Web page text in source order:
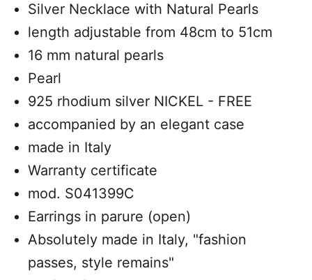
Silver Necklace with Natural Pearls
length adjustable from 48cm to 51cm
16 mm natural pearls
Pearl
925 rhodium silver NICKEL - FREE
accompanied by an elegant case
made in Italy
Warranty certificate
mod. S041399C
Earrings in parure (open)
Absolutely made in Italy, "fashion
passes, style remains"